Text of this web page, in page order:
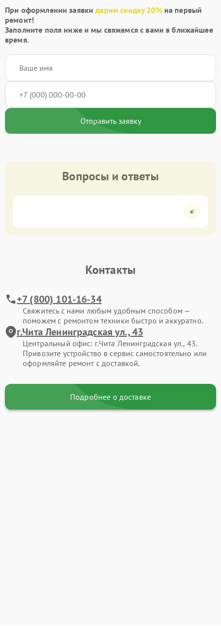
При оформлении заявкидарим скидку 20%на первый
ремонт!
Заполните поля ниже и мы свяжемся с вами в ближайшее
время.
Отправить заявку
Вопросы и ответы
Контакты
+7 (800) 101-16-34
Свяжитесь с нами любым удобным способом —
поможем с ремонтом техники быстро и аккуратно.
г.Чита Ленинградская ул., 43
Центральный офис: г.Чита Ленинградская ул., 43.
Привозите устройство в сервис самостоятельно или
оформляйте ремонт с доставкой.
Подробнее о доставке